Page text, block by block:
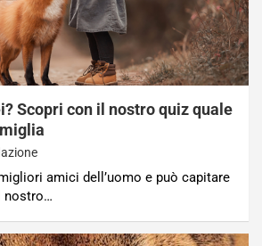
Scopri con il nostro quiz quale
amici dell’uomo e può capitare
nostro…